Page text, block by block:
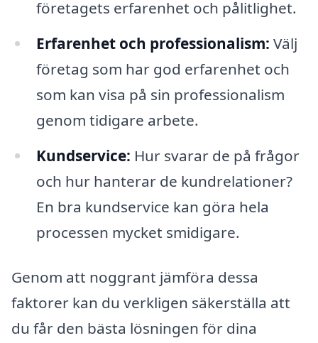
företagets erfarenhet och pålitlighet.
Erfarenhet och professionalism: Välj
företag som har god erfarenhet och
som kan visa på sin professionalism
genom tidigare arbete.
Kundservice: Hur svarar de på frågor
och hur hanterar de kundrelationer?
En bra kundservice kan göra hela
processen mycket smidigare.
Genom att noggrant jämföra dessa
faktorer kan du verkligen säkerställa att
du får den bästa lösningen för dina